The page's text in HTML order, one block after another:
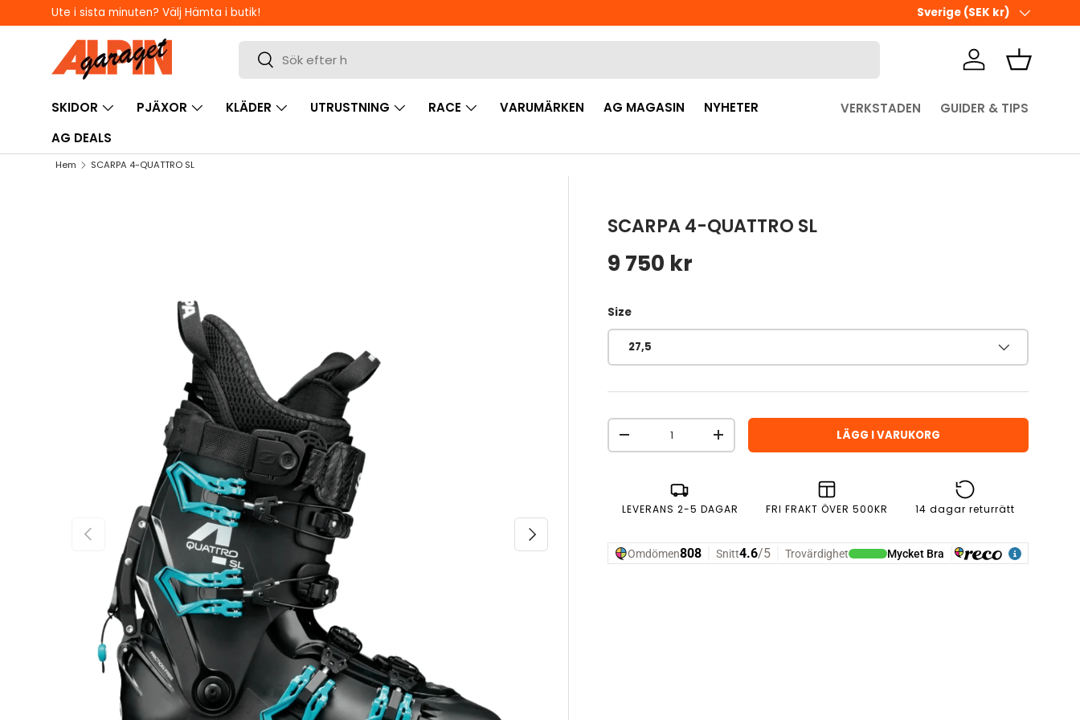
HOPPA TILL INNEHÅLL
Ute i sista minuten? Välj Hämta i butik! Land/Region
Sverige (SEK kr)
Sök
Sök Logga inKorg
SKIDOR PJÄXOR KLÄDER UTRUSTNING RACE VARUMÄRKEN AG MAGASIN
NYHETER
AG DEALS
VERKSTADEN GUIDER & TIPS
Hem SCARPA 4-QUATTRO SL
FÖREGÅENDE NÄSTA
SCARPA 4-QUATTRO SL
Ordinarie pris
9 750 kr
Size
27,5
Antal
MINSKA ANTAL
ÖKA ANTAL LÄGG I VARUKORG
LEVERANS 2-5 DAGAR FRI FRAKT ÖVER 500KR 14 dagar returrätt